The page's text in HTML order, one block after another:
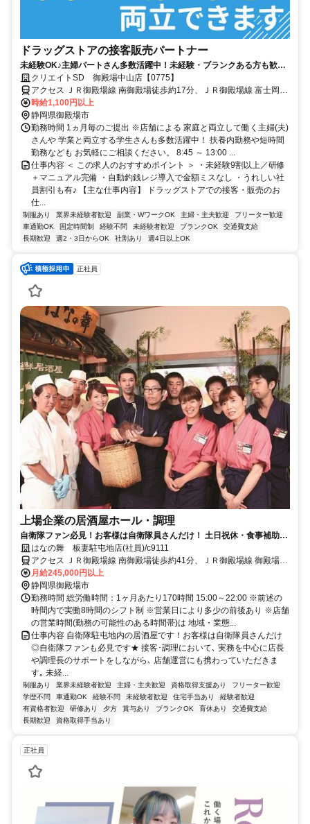
ドラッグストアの接客販売パートナー
未経験OK♪主婦パートさん多数活躍中！未経験・ブランクある方も歓
迎！自動釣銭レジ有で安心◎嬉しい社員割引あり
クリエイトSD 御殿場中山店【0775】
アクセス ＪＲ御殿場線 南御殿場徒歩約17分、ＪＲ御殿場線 富士岡徒
歩約19分、ＪＲ御殿場線 御殿場富士山口徒歩約55分
時給1,100円以上
静岡県御殿場市
勤務時間 1ヵ月毎のご提出 ※店舗による 家庭と両立して働く主婦(夫)
さんや 学業と両立する学生さんも多数活躍中！ 扶養内勤務や短時間
勤務なども お気軽にご相談ください。 8:45 ～ 13:00 ...
仕事内容 ＜ この求人のおすすめポイント ＞ ・未経験9割以上／研修
＋マニュアル完備 ・自動釣銭レジ導入で金額ミスなし ・うれしい社
員割引も有♪ 【主な仕事内容】 ドラッグストアでの接客・販売のお
仕...
制服あり 業界未経験者歓迎 副業・WワークOK 主婦・主夫歓迎
フリーター歓迎
車通勤OK
固定時間制 経験不問 未経験者歓迎 ブランクOK
交通費支給
長期歓迎
週2・3日からOK 社割あり 週4日以上OK
正社員
上場企業の居酒屋ホール・調理
自衛隊ファン必見！お客様は自衛隊員さんだけ！ 土日祝休・食事補助
付・従業員割引有！未経験も大歓迎！
はなの舞 板妻駐屯地店(社員)/c9111
アクセス ＪＲ御殿場線 南御殿場徒歩約41分、ＪＲ御殿場線 御殿場富
士山口徒歩約53分、ＪＲ御殿場線 富士岡徒歩約62分 南御殿場駅より
徒歩42分★車通勤可/駐車場有
月給245,000円以上
静岡県御殿場市
勤務時間 総労働時間：1ヶ月あたり170時間 15:00～22:00 ※前述の
時間内で実働8時間のシフト制 ※営業日により多少の前後あり ※店舗
の営業時間(勤務の可能性のある時間帯)は 地域・業態...
仕事内容 自衛隊駐屯地内の居酒屋です！お客様は自衛隊員さんだけ
◎自衛隊ファンも必見です★ 接客･調理において､ 実務を中心に店長
や調理長のサポートをしながら､ 店舗運営にも携わっていただきま
す｡ 未経...
制服あり 業界未経験者歓迎 主婦・主夫歓迎 資格取得支援あり
フリーター歓迎
学歴不問
車通勤OK 経験不問 未経験者歓迎 住宅手当あり
経験者歓迎
有資格者歓迎
研修あり 夕方 賞与あり ブランクOK 育休あり
交通費支給
長期歓迎
資格取得手当あり
正社員